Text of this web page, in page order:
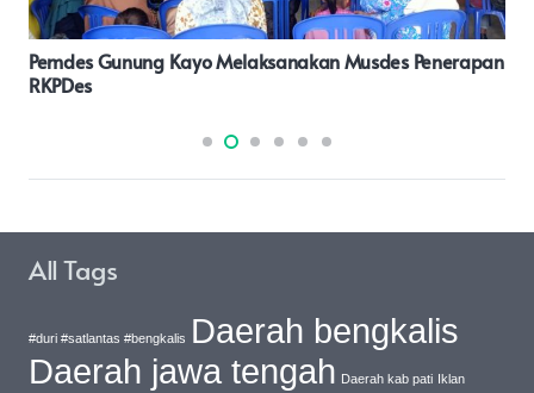
Bupati Buton Lakukan Silaturahmi Dengan Danrem
143/HO
All Tags
#duri #satlantas #bengkalis Daerah bengkalis
Daerah jawa tengah Daerah kab pati Iklan